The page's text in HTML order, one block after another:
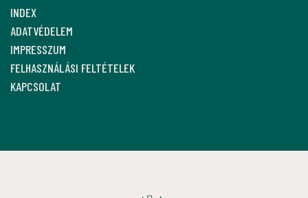
INDEX
ADATVÉDELEM
IMPRESSZUM
FELHASZNÁLÁSI FELTÉTELEK
KAPCSOLAT